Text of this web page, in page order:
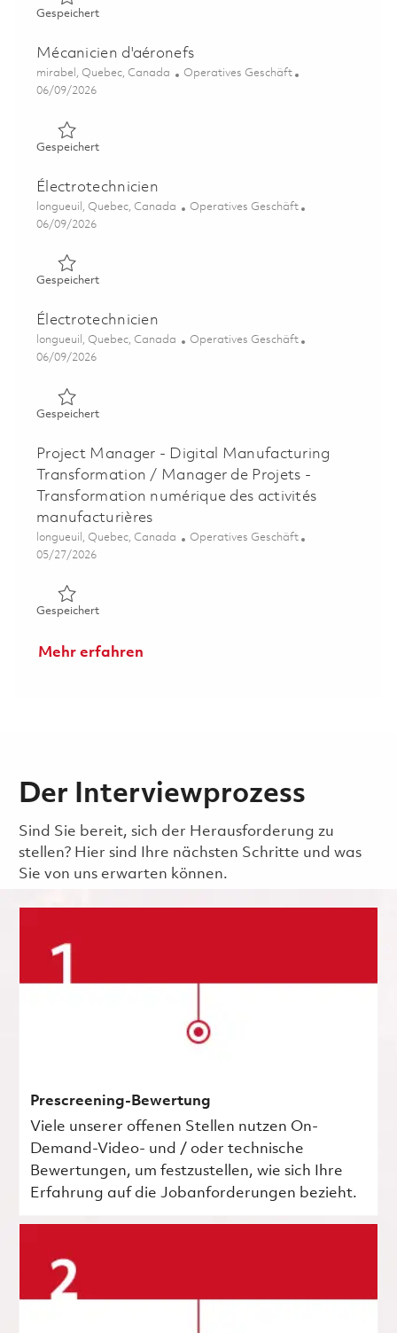
GespeichertGespeichert Mécanicien d'aéronefs 01828340
Mécanicien d'aéronefs
Ort
mirabel, Quebec, Canada Kategorie
Operatives Geschäft
Posted Date
06/09/2026
GespeichertGespeichert Mécanicien d'aéronefs 01848966
Électrotechnicien
Ort
longueuil, Quebec, Canada Kategorie
Operatives Geschäft
Posted Date
06/09/2026
GespeichertGespeichert Électrotechnicien 01850094
Électrotechnicien
Ort
longueuil, Quebec, Canada Kategorie
Operatives Geschäft
Posted Date
06/09/2026
GespeichertGespeichert Électrotechnicien 01842178
Project Manager - Digital Manufacturing
Transformation / Manager de Projets -
Transformation numérique des activités
manufacturières
Ort
longueuil, Quebec, Canada Kategorie
Operatives Geschäft
Posted Date
05/27/2026
GespeichertGespeichert Project Manager - Digital Manufacturing
Mehr erfahren
Der Interviewprozess
Sind Sie bereit, sich der Herausforderung zu
stellen? Hier sind Ihre nächsten Schritte und was
Sie von uns erwarten können.
Prescreening-Bewertung
Viele unserer offenen Stellen nutzen On-
Demand-Video- und / oder technische
Bewertungen, um festzustellen, wie sich Ihre
Erfahrung auf die Jobanforderungen bezieht.